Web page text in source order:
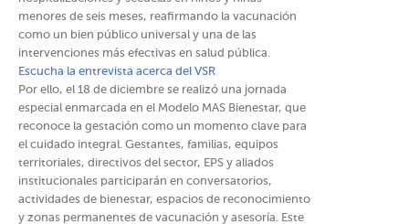
menores de seis meses, reafirmando la vacunación
como un bien público universal y una de las
intervenciones más efectivas en salud pública.
Escucha la entrevista acerca del VSR
Por ello, el 18 de diciembre se realizó una jornada
especial enmarcada en el Modelo MAS Bienestar, que
reconoce la gestación como un momento clave para
el cuidado integral. Gestantes, familias, equipos
territoriales, directivos del sector, EPS y aliados
institucionales participarán en conversatorios,
actividades de bienestar, espacios de reconocimiento
y zonas permanentes de vacunación y asesoría. Este